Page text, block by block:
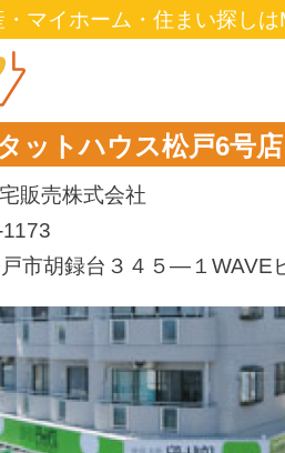
・マイホーム・住まい探し
ットハウス松戸6
販売株式会社
市胡録台３４５―１WAVE